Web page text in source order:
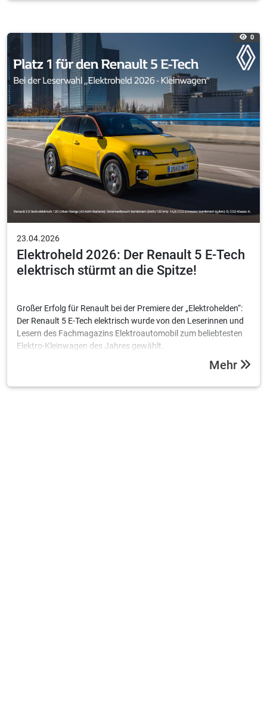
0
23.04.2026
Elektroheld 2026: Der Renault 5 E-Tech
elektrisch stürmt an die Spitze!
Großer Erfolg für Renault bei der Premiere der „Elektrohelden“:
Der Renault 5 E-Tech elektrisch wurde von den Leserinnen und
Lesern des Fachmagazins Elektroautomobil zum beliebtesten
Elektro-Kleinwagen des Jahres gewählt.
Mehr